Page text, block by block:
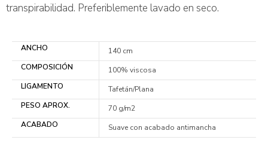
transpirabilidad. Preferiblemente lavado en seco.
ANCHO
140 cm
COMPOSICIÓN
100% viscosa
LIGAMENTO
Tafetán/Plana
PESO APROX.
70 g/m2
ACABADO
Suave con acabado antimancha